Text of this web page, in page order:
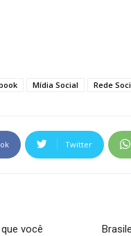
Mídia Social Rede
Twitter
você